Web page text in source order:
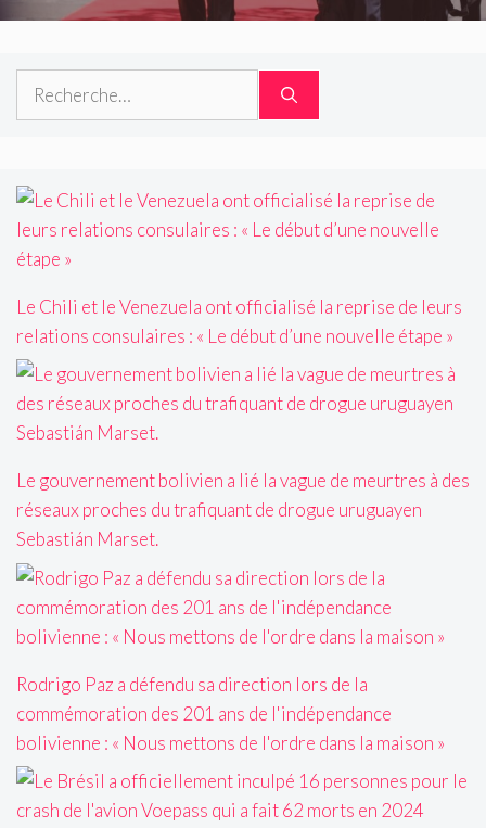
Rechercher :
Le Chili et le Venezuela ont officialisé la reprise de leurs
relations consulaires : « Le début d’une nouvelle étape »
Le gouvernement bolivien a lié la vague de meurtres à des
réseaux proches du trafiquant de drogue uruguayen
Sebastián Marset.
Rodrigo Paz a défendu sa direction lors de la
commémoration des 201 ans de l'indépendance
bolivienne : « Nous mettons de l'ordre dans la maison »